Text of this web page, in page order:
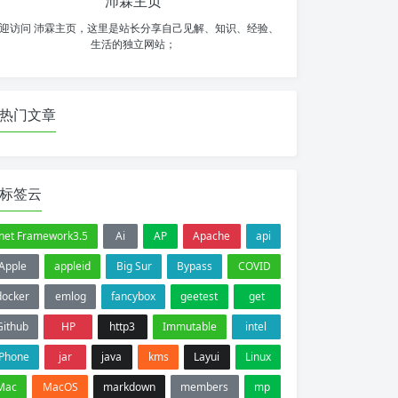
访问 沛霖主页，这里是站长分享自己见解、知识、经验、
生活的独立网站；
热门文章
标签云
Framework3.5 Ai AP Apache
api
appleid Big Sur Bypass
COVID
emlog fancybox geetest
get
HP http3 Immutable
intel
jar java kms Layui
Linux
MacOS markdown members
mp